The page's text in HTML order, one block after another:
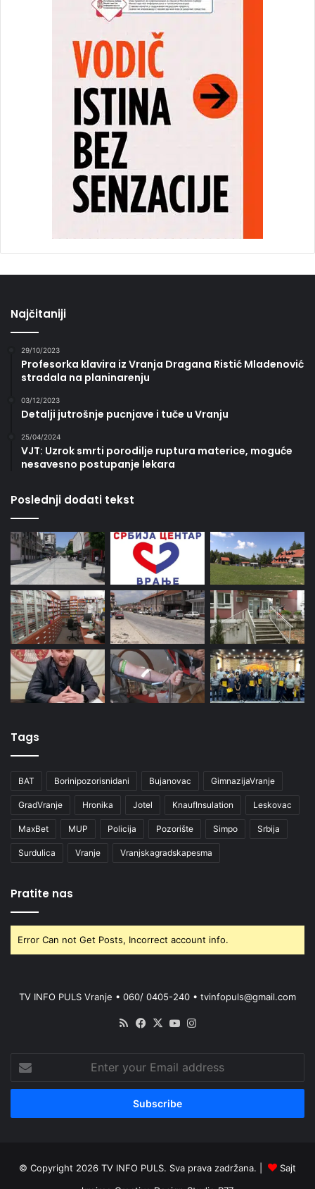
Najčitaniji
29/10/2023
Profesorka klavira iz Vranja Dragana Ristić Mladenović
stradala na planinarenju
03/12/2023
Detalji jutrošnje pucnjave i tuče u Vranju
25/04/2024
VJT: Uzrok smrti porodilje ruptura materice, moguće
nesavesno postupanje lekara
Poslednji dodati tekst
Tags
BAT Borinipozorisnidani Bujanovac GimnazijaVranje
GradVranje Hronika Jotel KnaufInsulation Leskovac
MaxBet MUP Policija Pozorište Simpo Srbija
Surdulica Vranje Vranjskagradskapesma
Pratite nas
Error Can not Get Posts, Incorrect account info.
TV INFO PULS Vranje • 060/ 0405-240 • tvinfopuls@gmail.com
RSS Facebook
X YouTube
your
Email
© Copyright 2026 TV INFO PULS. Sva prava zadržana. |
Sajt